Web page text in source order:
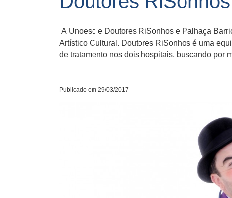
A Unoesc e Doutores RiSonhos e Palhaça
Artístico Cultural. Doutores RiSonhos é uma
de tratamento nos dois hospitais, buscando por
Publicado em 29/03/2017